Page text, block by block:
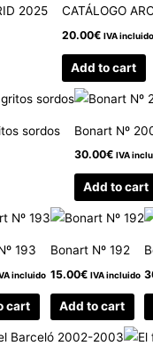
2025 CATÁLOGO
20.00€ IVA incluido
Add to cart
sordos Bonart Nº
30.00€ IVA
Add to cart
193
incluido
cart
Bonart Nº 192
15.00€ IVA incluido
Add to cart